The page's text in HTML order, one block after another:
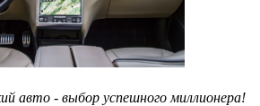
авто - выбор успешного миллионера!